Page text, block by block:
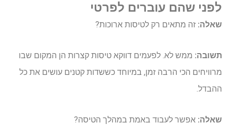
לפני שהם עוברים לפרטי
שאלה: זה מתאים רק לטיסות ארוכות?
תשובה: ממש לא. לפעמים דווקא טיסות קצרות הן המקום שבו
מרוויחים הכי הרבה זמן, במיוחד כששדות קטנים עושים את כל
ההבדל.
שאלה: אפשר לעבוד באמת במהלך הטיסה?